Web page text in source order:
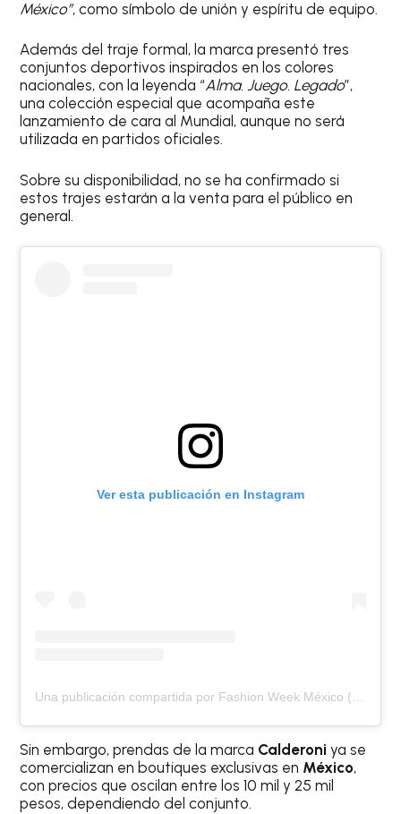
México”, como símbolo de unión y espíritu de equipo.
Además del traje formal, la marca presentó tres
conjuntos deportivos inspirados en los colores
nacionales, con la leyenda “Alma. Juego. Legado”,
una colección especial que acompaña este
lanzamiento de cara al Mundial, aunque no será
utilizada en partidos oficiales.
Sobre su disponibilidad, no se ha confirmado si
estos trajes estarán a la venta para el público en
general.
Ver esta publicación en Instagram
Una publicación compartida por Fashion Week México (@fashionweekmx)
Sin embargo, prendas de la marca Calderoniya se
comercializan en boutiques exclusivas en México,
con precios que oscilan entre los 10 mil y 25 mil
pesos, dependiendo del conjunto.